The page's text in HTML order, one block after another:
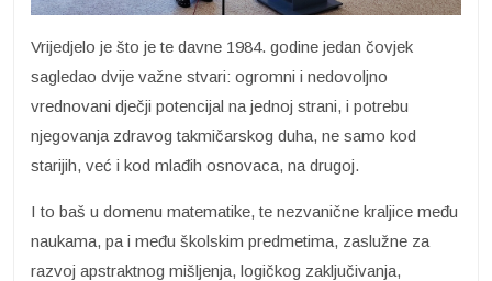
Vrijedjelo je što je te davne 1984. godine jedan čovjek
sagledao dvije važne stvari: ogromni i nedovoljno
vrednovani dječji potencijal na jednoj strani, i potrebu
njegovanja zdravog takmičarskog duha, ne samo kod
starijih, već i kod mlađih osnovaca, na drugoj.
I to baš u domenu matematike, te nezvanične kraljice među
naukama, pa i među školskim predmetima, zaslužne za
razvoj apstraktnog mišljenja, logičkog zaključivanja,